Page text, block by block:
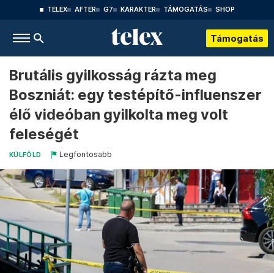
TELEX AFTER G7 KARAKTER TÁMOGATÁS SHOP
Támogatás
Brutális gyilkosság rázta meg
Boszniát: egy testépítő-influenszer
élő videóban gyilkolta meg volt
feleségét
KÜLFÖLD Legfontosabb